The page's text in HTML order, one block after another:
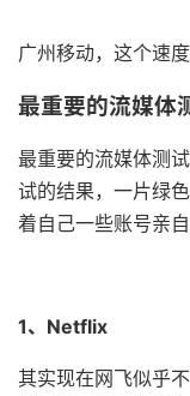
广州移动，这个速
最重要的流媒体
最重要的流媒体测
试的结果，一片绿
着自己一些账号亲自
1、Netflix
其实现在网飞似乎